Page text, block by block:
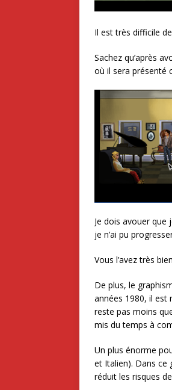
Il est très difficile
Sachez qu’après
où il sera présenté
Je dois avouer
je n’ai pu
Vous l’avez très
De plus, le
années 1980, il est
reste pas moins
mis du temps à
Un plus énorme
et Italien). Dans ce
réduit les risques